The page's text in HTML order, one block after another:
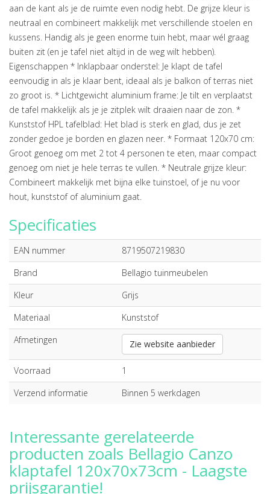
aan de kant als je de ruimte even nodig hebt. De grijze kleur is
neutraal en combineert makkelijk met verschillende stoelen en
kussens. Handig als je geen enorme tuin hebt, maar wél graag
buiten zit (en je tafel niet altijd in de weg wilt hebben).
Eigenschappen * Inklapbaar onderstel: Je klapt de tafel
eenvoudig in als je klaar bent, ideaal als je balkon of terras niet
zo groot is. * Lichtgewicht aluminium frame: Je tilt en verplaatst
de tafel makkelijk als je je zitplek wilt draaien naar de zon. *
Kunststof HPL tafelblad: Het blad is sterk en glad, dus je zet
zonder gedoe je borden en glazen neer. * Formaat 120x70 cm:
Groot genoeg om met 2 tot 4 personen te eten, maar compact
genoeg om niet je hele terras te vullen. * Neutrale grijze kleur:
Combineert makkelijk met bijna elke tuinstoel, of je nu voor
hout, kunststof of aluminium gaat.
Specificaties
EAN nummer
8719507219830
Brand
Bellagio tuinmeubelen
Kleur
Grijs
Materiaal
Kunststof
Afmetingen
Zie website aanbieder
Voorraad
1
Verzend informatie
Binnen 5 werkdagen
Interessante gerelateerde
producten zoals Bellagio Canzo
klaptafel 120x70x73cm - Laagste
prijsgarantie!